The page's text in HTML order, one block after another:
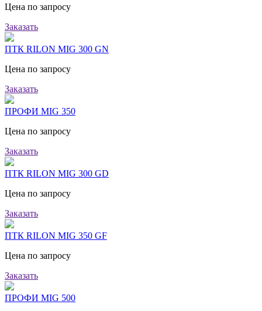
Цена по запросу
Заказать
ПТК RILON MIG 300 GN
Цена по запросу
Заказать
ПРОФИ MIG 350
Цена по запросу
Заказать
ПТК RILON MIG 300 GD
Цена по запросу
Заказать
ПТК RILON MIG 350 GF
Цена по запросу
Заказать
ПРОФИ MIG 500